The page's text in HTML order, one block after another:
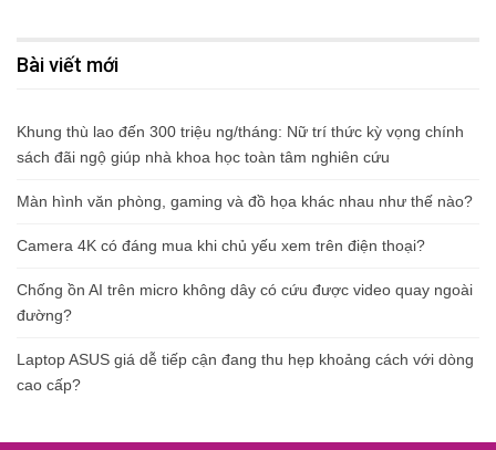
Bài viết mới
Khung thù lao đến 300 triệu ng/tháng: Nữ trí thức kỳ vọng chính
sách đãi ngộ giúp nhà khoa học toàn tâm nghiên cứu
Màn hình văn phòng, gaming và đồ họa khác nhau như thế nào?
Camera 4K có đáng mua khi chủ yếu xem trên điện thoại?
Chống ồn AI trên micro không dây có cứu được video quay ngoài
đường?
Laptop ASUS giá dễ tiếp cận đang thu hẹp khoảng cách với dòng
cao cấp?